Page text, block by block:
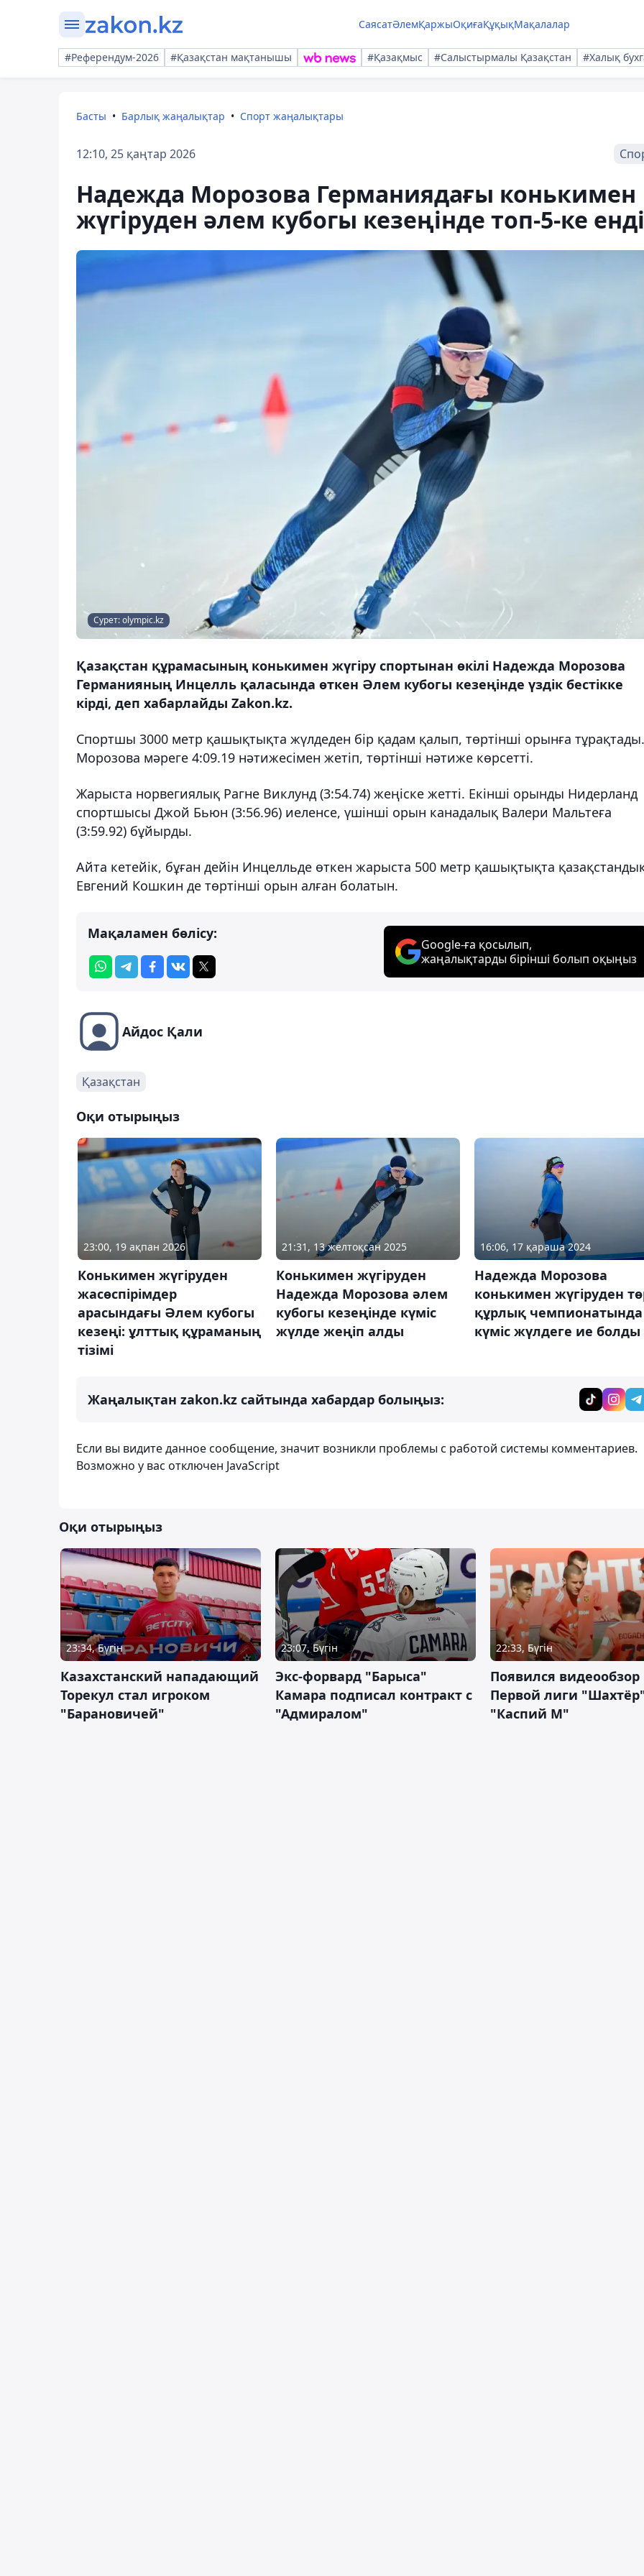
СаясатӘлемҚаржыОқиғаҚұқықМақалалар
#Референдум-2026 #Қазақстан мақтанышы #Қазақмыс #Салыстырмалы Қазақстан #Халық
Басты Барлық жаңалықтар Спорт жаңалықтары
12:10, 25 қаңтар 2026
Надежда Морозова Германиядағы конькимен
жүгіруден әлем кубогы кезеңінде топ-5-ке енді
Сурет: olympic.kz
Қазақстан құрамасының конькимен жүгіру спортынан өкілі Надежда Морозова
Германияның Инцелль қаласында өткен Әлем кубогы кезеңінде үздік бестікке
кірді, деп хабарлайды Zakon.kz.
Спортшы 3000 метр қашықтықта жүлдеден бір қадам қалып, төртінші орынға тұрақтады.
Морозова мәреге 4:09.19 нәтижесімен жетіп, төртінші нәтиже көрсетті.
Жарыста норвегиялық Рагне Виклунд (3:54.74) жеңіске жетті. Екінші орынды Нидерланд
спортшысы Джой Бьюн (3:56.96) иеленсе, үшінші орын канадалық Валери Мальтеға
(3:59.92) бұйырды.
Айта кетейік, бұған дейін Инцелльде өткен жарыста 500 метр қашықтықта
Евгений Кошкин де төртінші орын алған болатын.
Мақаламен бөлісу:
Google-ға қосылып,
жаңалықтарды бірінші болып оқыңыз
Айдос Қали
Қазақстан
Оқи отырыңыз
23:00, 19 ақпан 2026
Конькимен жүгіруден
жасөспірімдер
арасындағы Әлем кубогы
кезеңі: ұлттық құраманың
тізімі
21:31, 13 желтоқсан 2025
Конькимен жүгіруден
Надежда Морозова әлем
кубогы кезеңінде күміс
жүлде жеңіп алды
16:06, 17 қараша 2024
Надежда Морозова
конькимен жүгіруден
құрлық чемпионатында
күміс жүлдеге ие болды
Жаңалықтан zakon.kz сайтында хабардар болыңыз:
Если вы видите данное сообщение, значит возникли проблемы с работой системы комментариев.
Возможно у вас отключен JavaScript
Оқи отырыңыз
23:34, Бүгін
Казахстанский нападающий
Торекул стал игроком
"Барановичей"
23:07, Бүгін
Экс-форвард "Барыса"
Камара подписал контракт с
"Адмиралом"
22:33, Бүгін
Появился
Первой лиги
"Каспий М"